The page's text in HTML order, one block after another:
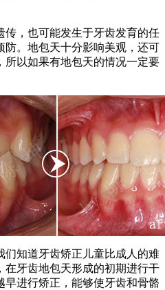
，也可能发生于牙齿发育的任
防。地包天十分影响美观，还可
所以如果有地包天的情况一定要
知道牙齿矫正儿童比成人的难
在牙齿地包天形成的初期进行干
早进行矫正，能够使牙齿和骨骼